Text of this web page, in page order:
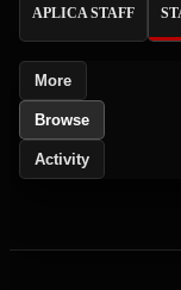
APLICA STAFF
More
Browse
Activity